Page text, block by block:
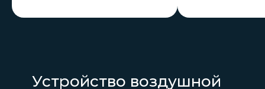
Устройство воздушной